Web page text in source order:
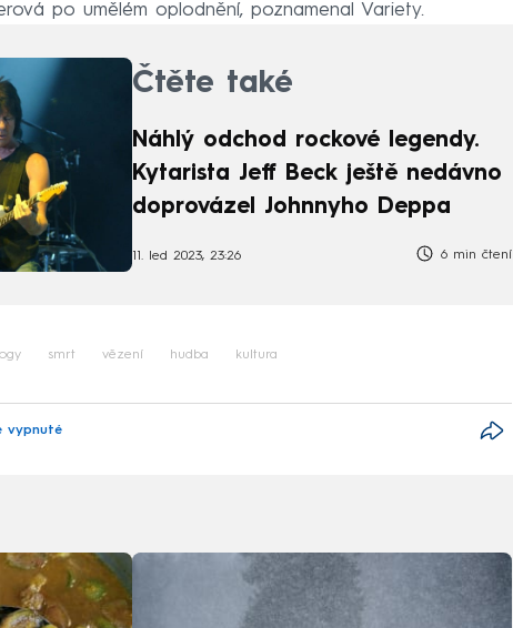
po umělém oplodnění, poznamenal Variety.
Čtěte také
Náhlý odchod rockové legendy.
Kytarista Jeff Beck ještě nedávno
doprovázel Johnnyho Deppa
11. led 2023, 23:26 6 min čtení
smrt vězení hudba kultura
vypnuté